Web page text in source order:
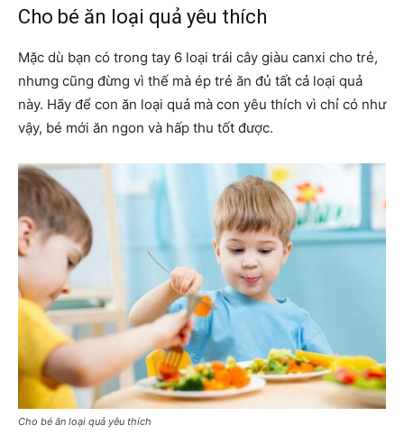
Cho bé ăn loại quả yêu thích
Mặc dù bạn có trong tay 6 loại trái cây giàu canxi cho trẻ,
nhưng cũng đừng vì thế mà ép trẻ ăn đủ tất cả loại quả
này. Hãy để con ăn loại quả mà con yêu thích vì chỉ có như
vậy, bé mới ăn ngon và hấp thu tốt được.
Cho bé ăn loại quả yêu thích